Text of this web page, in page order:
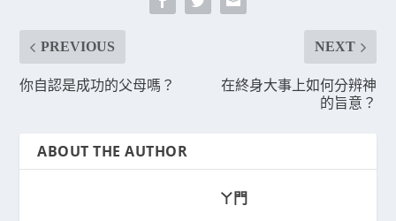
PREVIOUS
你自認是成功的父母嗎？
NEXT
在終身大事上如何分辨神
的旨意？
ABOUT THE AUTHOR
ㄚ門